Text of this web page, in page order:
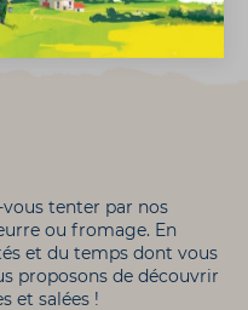
vous tenter par nos
ou fromage. En
et du temps dont vous
proposons de découvrir
et salées !